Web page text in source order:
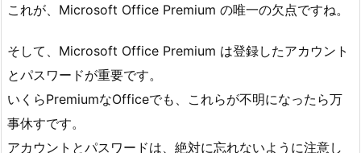
これが、Microsoft Office Premium の唯一の欠点ですね。
そして、Microsoft Office Premium は登録したアカウント
とパスワードが重要です。
いくらPremiumなOfficeでも、これらが不明になったら万
事休すです。
アカウントとパスワードは、絶対に忘れないように注意し